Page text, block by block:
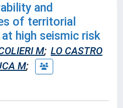
and
of territorial
high seismic risk
M; LO CASTRO
M;